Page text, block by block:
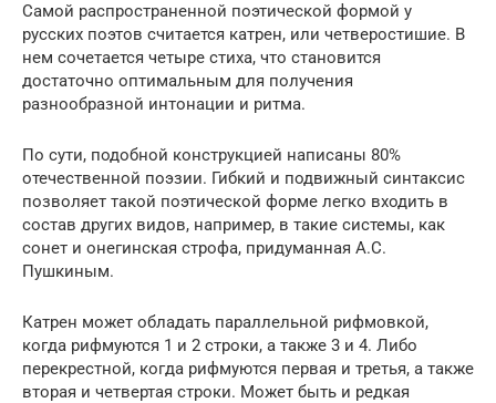
Самой распространенной поэтической формой у
русских поэтов считается катрен, или четверостишие. В
нем сочетается четыре стиха, что становится
достаточно оптимальным для получения
разнообразной интонации и ритма.
По сути, подобной конструкцией написаны 80%
отечественной поэзии. Гибкий и подвижный синтаксис
позволяет такой поэтической форме легко входить в
состав других видов, например, в такие системы, как
сонет и онегинская строфа, придуманная А.С.
Пушкиным.
Катрен может обладать параллельной рифмовкой,
когда рифмуются 1 и 2 строки, а также 3 и 4. Либо
перекрестной, когда рифмуются первая и третья, а также
вторая и четвертая строки. Может быть и редкая